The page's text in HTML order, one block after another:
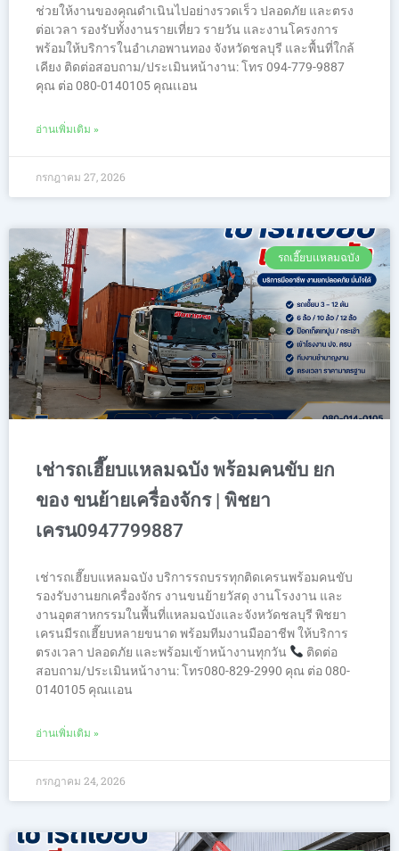
ช่วยให้งานของคุณดำเนินไปอย่างรวดเร็ว ปลอดภัย และตรง
ต่อเวลา รองรับทั้งงานรายเที่ยว รายวัน และงานโครงการ
พร้อมให้บริการในอำเภอพานทอง จังหวัดชลบุรี และพื้นที่ใกล้
เคียง ติดต่อสอบถาม/ประเมินหน้างาน: โทร 094-779-9887
คุณ ต่อ 080-0140105 คุณเเอน
อ่านเพิ่มเติม »
กรกฎาคม 27, 2026
รถเฮี๊ยบเเหลมฉบัง
เช่ารถเฮี๊ยบแหลมฉบัง พร้อมคนขับ ยก
ของ ขนย้ายเครื่องจักร | พิชยา
เครน0947799887
เช่ารถเฮี๊ยบแหลมฉบัง บริการรถบรรทุกติดเครนพร้อมคนขับ
รองรับงานยกเครื่องจักร งานขนย้ายวัสดุ งานโรงงาน และ
งานอุตสาหกรรมในพื้นที่แหลมฉบังและจังหวัดชลบุรี พิชยา
เครนมีรถเฮี๊ยบหลายขนาด พร้อมทีมงานมืออาชีพ ให้บริการ
ตรงเวลา ปลอดภัย และพร้อมเข้าหน้างานทุกวัน
ติดต่อ
สอบถาม/ประเมินหน้างาน: โทร080-829-2990 คุณ ต่อ 080-
0140105 คุณเเอน
อ่านเพิ่มเติม »
กรกฎาคม 24, 2026